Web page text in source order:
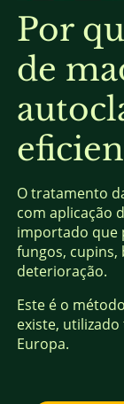
Por
de
O tratamento
com aplicação
importado que
fungos, cupins,
deterioração.
Este é o
existe,
Europa.